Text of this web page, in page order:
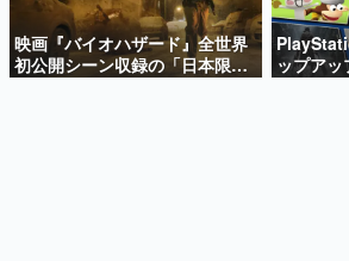
殿堂入り記事
SNS拡散数が数千以上！ ページ
ど。多くの人々に読まれた、電フ
事をまとめました。
「FUTURISTIC BOX」の計3商
品
映画『バイオハザード』全世界
初公開シーン収録の「日本限
定」予告映像が解禁。バイオの
ップア
期間限定